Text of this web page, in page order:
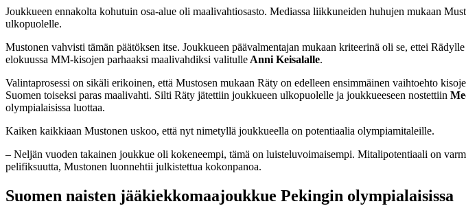
Joukkueen ennakolta kohutuin osa-alue oli maalivahtiosasto. Mediassa liikkuneiden huhujen mukaan
ulkopuolelle.
Mustonen vahvisti tämän päätöksen itse. Joukkueen päävalmentajan mukaan kriteerinä oli se, ettei
elokuussa MM-kisojen parhaaksi maalivahdiksi valitulleAnni Keisalalle.
Valintaprosessi on sikäli erikoinen, että Mustosen mukaan Räty on edelleen ensimmäinen vaihtoehto
Suomen toiseksi paras maalivahti. Silti Räty jätettiin joukkueen ulkopuolelle ja joukkueeseen nostettiin
olympialaisissa luottaa.
Kaiken kaikkiaan Mustonen uskoo, että nyt nimetyllä joukkueella on potentiaalia olympiamitaleille.
– Neljän vuoden takainen joukkue oli kokeneempi, tämä on luisteluvoimaisempi. Mitalipotentiaali on
pelifiksuutta, Mustonen luonnehtii julkistettua kokonpanoa.
Suomen naisten jääkiekkomaajoukkue Pekingin olympialaisissa